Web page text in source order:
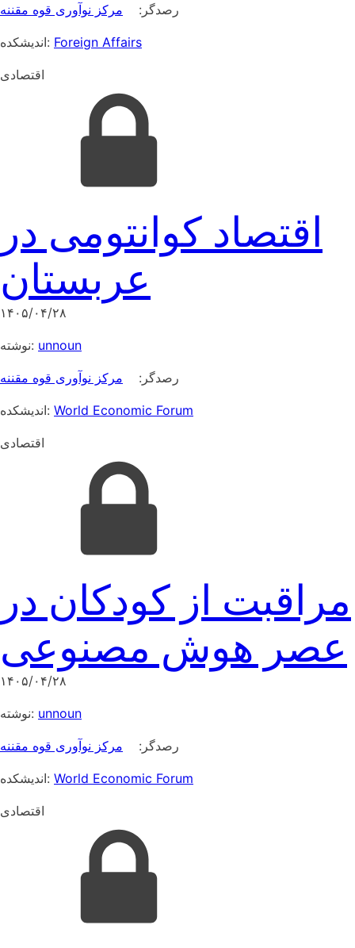
رصدگر: مرکز نوآوری قوه مقننه
اندیشکده: Foreign Affairs
اقتصادی
اقتصاد کوانتومی در
عربستان
۱۴۰۵/۰۴/۲۸
نوشته: unnoun
رصدگر: مرکز نوآوری قوه مقننه
اندیشکده: World Economic Forum
اقتصادی
مراقبت از کودکان در
عصر هوش مصنوعی
۱۴۰۵/۰۴/۲۸
نوشته: unnoun
رصدگر: مرکز نوآوری قوه مقننه
اندیشکده: World Economic Forum
اقتصادی